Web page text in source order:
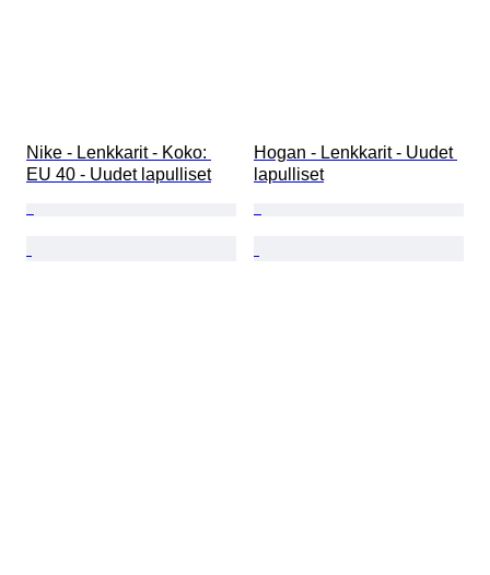
Nike - Lenkkarit - Koko:
EU 40 - Uudet lapulliset
Hogan - Lenkkarit - Uudet
lapulliset